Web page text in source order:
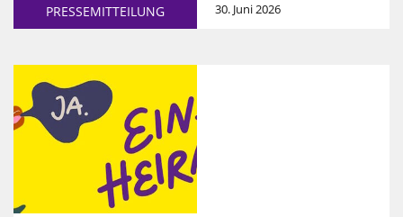
PRESSEMITTEILUNG 30. Juni 2026